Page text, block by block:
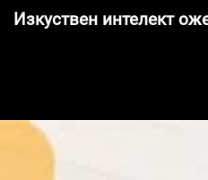
Изкуствен интелект